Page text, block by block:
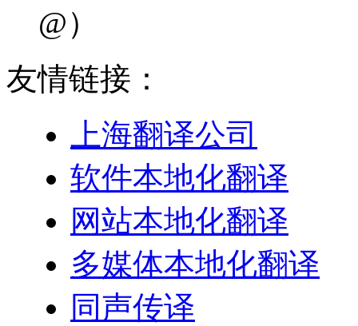
@）
友情链接：
上海翻译公司
软件本地化翻译
网站本地化翻译
多媒体本地化翻译
同声传译